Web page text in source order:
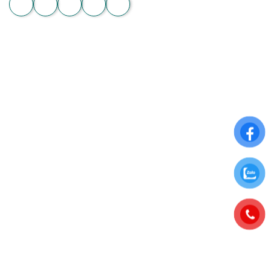
Để nhận những ưu đãi hấp dẫn từ Hoa Chân Thật, hãy đăng